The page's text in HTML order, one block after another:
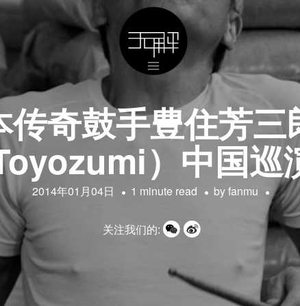
传奇鼓手豊住芳
）中国巡
2014年01月04日 1 minute read byfanmu
关注我们的: